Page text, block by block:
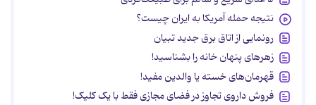
نتیجه حمله آمریکا به ایران چیست؟
رونمایی از اتاق برق جدید تبیان
زهرهای پنهان خانه را بشناسید!
قهرمان‌های خسته یا والدین مفید!
فروش داروی تجاوز در فضای مجازی فقط با یک کلیک!